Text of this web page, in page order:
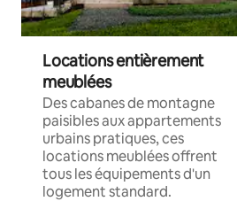
Locations entièrement
meublées
Des cabanes de montagne
paisibles aux appartements
urbains pratiques, ces
locations meublées offrent
tous les équipements d'un
logement standard.